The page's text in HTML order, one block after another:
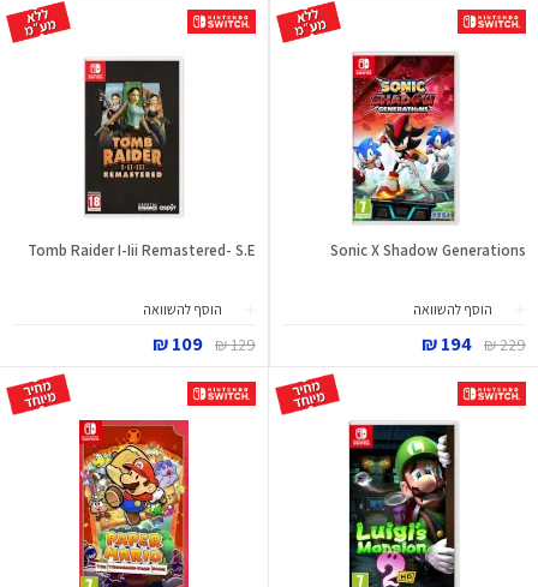
Sonic X Shadow Generations
הוסף להשוואה
229 ₪
194 ₪
Tomb Raider I-Iii Remastered- S.E
הוסף להשוואה
129 ₪
109 ₪